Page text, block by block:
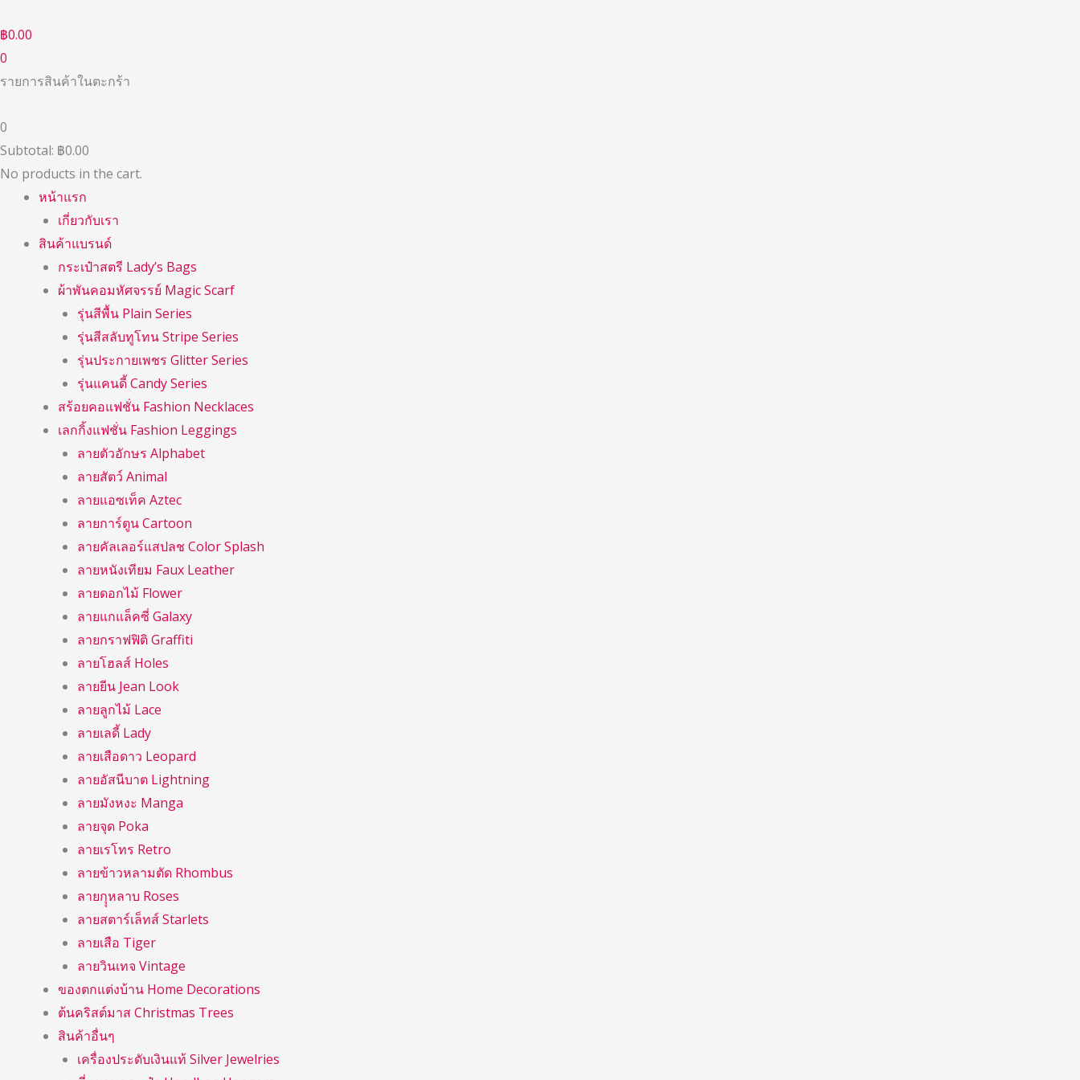
to
content
฿0.00
0
รายการสินค้าในตะกร้า
0
Subtotal: ฿0.00
No products in the cart.
หน้าแรก
เกี่ยวกับเรา
สินค้าแบรนด์
กระเป๋าสตรี Lady’s Bags
ผ้าพันคอมหัศจรรย์ Magic Scarf
รุ่นสีพื้น Plain Series
รุ่นสีสลับทูโทน Stripe Series
รุ่นประกายเพชร Glitter Series
รุ่นแคนดี้ Candy Series
สร้อยคอแฟชั่น Fashion Necklaces
เลกกิ้งแฟชั่น Fashion Leggings
ลายตัวอักษร Alphabet
ลายสัตว์ Animal
ลายแอซเท็ค Aztec
ลายการ์ตูน Cartoon
ลายคัลเลอร์แสปลช Color Splash
ลายหนังเทียม Faux Leather
ลายดอกไม้ Flower
ลายแกแล็คซี่ Galaxy
ลายกราฟฟิติ Graffiti
ลายโฮลส์ Holes
ลายยีน Jean Look
ลายลูกไม้ Lace
ลายเลดี้ Lady
ลายเสือดาว Leopard
ลายอัสนีบาต Lightning
ลายมังหงะ Manga
ลายจุด Poka
ลายเรโทร Retro
ลายข้าวหลามตัด Rhombus
ลายกุุหลาบ Roses
ลายสตาร์เล็ทส์ Starlets
ลายเสือ Tiger
ลายวินเทจ Vintage
ของตกแต่งบ้าน Home Decorations
ต้นคริสต์มาส Christmas Trees
สินค้าอื่นๆ
เครื่องประดับเงินแท้ Silver Jewelries